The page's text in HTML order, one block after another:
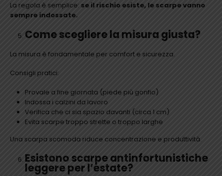
La regola è semplice: se il rischio esiste, le scarpe vanno
sempre indossate.
Come scegliere la misura giusta?
La misura è fondamentale per comfort e sicurezza.
Consigli pratici:
Provale a fine giornata (piede più gonfio)
Indossa i calzini da lavoro
Verifica che ci sia spazio davanti (circa 1 cm)
Evita scarpe troppo strette o troppo larghe
Una scarpa scomoda riduce concentrazione e produttività.
Esistono scarpe antinfortunistiche
leggere per l’estate?